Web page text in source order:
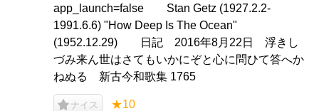
app_launch=false Stan Getz (1927.2.2-
1991.6.6) "How Deep Is The Ocean"
(1952.12.29) 日記 2016年8月22日 浮きし
づみ来ん世はさてもいかにぞと心に問ひて答へか
ねぬる 新古今和歌集 1765
ナイス ★10